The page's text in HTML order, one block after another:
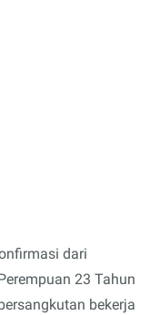
dari
23 Tahun
bekerja